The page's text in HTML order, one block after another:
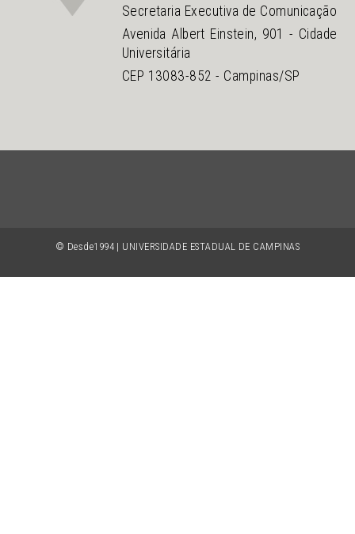
© Desde1994 | UNIVERSIDADE ESTADUAL DE CAMPINAS
Secretaria Executiva de Comunicação
Avenida Albert Einstein, 901 - Cidade
Universitária
CEP 13083-852 - Campinas/SP